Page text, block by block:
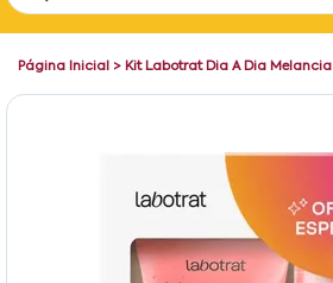
Página Inicial > Kit Labotrat Dia A Dia Melancia